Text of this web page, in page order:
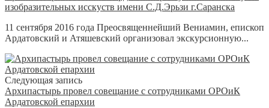
изобразительных исскуств имени С.Д.Эрьзи г.Саранска
11 сентября 2016 года Преосвященнейший Вениамин, епископ
Ардатовский и Атяшевский организовал экскурсионную...
Следующая запись
Архипастырь провел совещание с сотрудниками ОРОиК
Ардатовской епархии